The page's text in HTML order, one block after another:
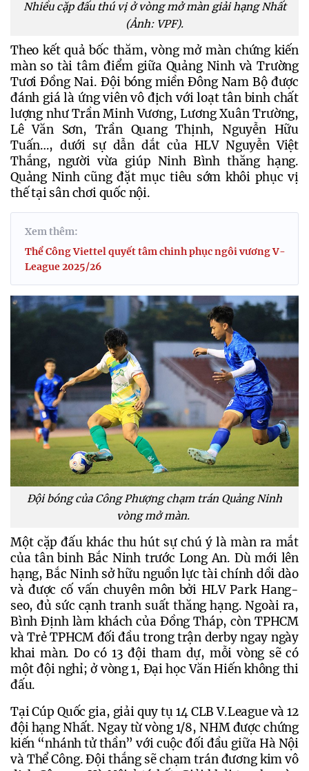
Nhiều cặp đấu thú vị ở vòng mở màn giải hạng Nhất
(Ảnh: VPF).
Theo kết quả bốc thăm, vòng mở màn chứng kiến
màn so tài tâm điểm giữa Quảng Ninh và Trường
Tươi Đồng Nai. Đội bóng miền Đông Nam Bộ được
đánh giá là ứng viên vô địch với loạt tân binh chất
lượng như Trần Minh Vương, Lương Xuân Trường,
Lê Văn Sơn, Trần Quang Thịnh, Nguyễn Hữu
Tuấn…, dưới sự dẫn dắt của HLV Nguyễn Việt
Thắng, người vừa giúp Ninh Bình thăng hạng.
Quảng Ninh cũng đặt mục tiêu sớm khôi phục vị
thế tại sân chơi quốc nội.
Xem thêm:
Thể Công Viettel quyết tâm chinh phục ngôi vương V-
League 2025/26
Đội bóng của Công Phượng chạm trán Quảng Ninh
vòng mở màn.
Một cặp đấu khác thu hút sự chú ý là màn ra mắt
của tân binh Bắc Ninh trước Long An. Dù mới lên
hạng, Bắc Ninh sở hữu nguồn lực tài chính dồi dào
và được cố vấn chuyên môn bởi HLV Park Hang-
seo, đủ sức cạnh tranh suất thăng hạng. Ngoài ra,
Bình Định làm khách của Đồng Tháp, còn TPHCM
và Trẻ TPHCM đối đầu trong trận derby ngay ngày
khai màn. Do có 13 đội tham dự, mỗi vòng sẽ có
một đội nghỉ; ở vòng 1, Đại học Văn Hiến không thi
đấu.
Tại Cúp Quốc gia, giải quy tụ 14 CLB V.League và 12
đội hạng Nhất. Ngay từ vòng 1/8, NHM được chứng
kiến “nhánh tử thần” với cuộc đối đầu giữa Hà Nội
và Thể Công. Đội thắng sẽ chạm trán đương kim vô